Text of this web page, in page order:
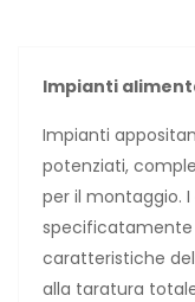
Impianti
Impianti
potenziati,
per il montaggio.
specificatamente
caratteristiche
alla taratura